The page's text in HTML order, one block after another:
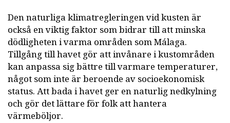
Den naturliga klimatregleringen vid kusten är
också en viktig faktor som bidrar till att minska
dödligheten i varma områden som Málaga.
Tillgång till havet gör att invånare i kustområden
kan anpassa sig bättre till varmare temperaturer,
något som inte är beroende av socioekonomisk
status. Att bada i havet ger en naturlig nedkylning
och gör det lättare för folk att hantera
värmeböljor.